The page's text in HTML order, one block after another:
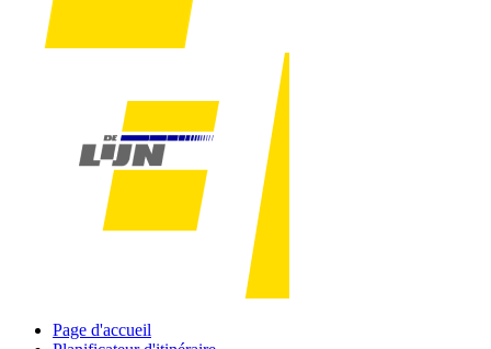
Page d'accueil